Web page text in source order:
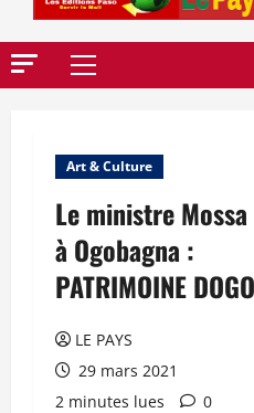
Menu
Art & Culture
Le ministre
à Ogobagna :
PATRIMOINE
LE PAYS
29 mars 2021
2 minutes lues
0